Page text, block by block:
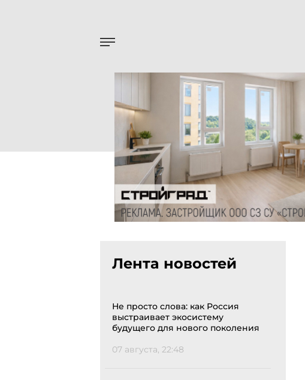
Лента новостей
Не просто слова: как Россия
выстраивает экосистему
будущего для нового поколения
07 августа, 22:48